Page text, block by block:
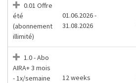
0.01 Offre
été
(abonnement
illimité)
01.06.2026 -
31.08.2026
1.0 - Abo
AIRA+ 3 mois
- 1x/semaine
12 weeks